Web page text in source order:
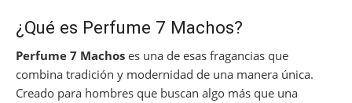
¿Qué es Perfume 7 Machos?
Perfume 7 Machos es una de esas fragancias que
combina tradición y modernidad de una manera única.
Creado para hombres que buscan algo más que una